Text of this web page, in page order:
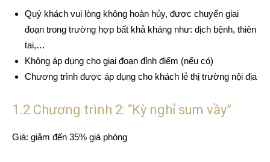
Quý khách vui lòng không hoàn hủy, được chuyển giai
đoạn trong trường hợp bất khả kháng như: dịch bệnh, thiên
tai,…
Không áp dụng cho giai đoạn đỉnh điểm (nếu có)
Chương trình được áp dụng cho khách lẻ thị trường nội địa
1.2 Chương trình 2: “Kỳ nghỉ sum vầy”
Giá: giảm đến 35% giá phòng